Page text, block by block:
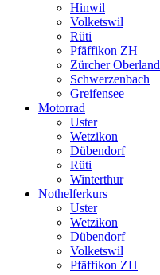
Hinwil
Volketswil
Rüti
Pfäffikon ZH
Zürcher Oberland
Schwerzenbach
Greifensee
Motorrad
Uster
Wetzikon
Dübendorf
Rüti
Winterthur
Nothelferkurs
Uster
Wetzikon
Dübendorf
Volketswil
Pfäffikon ZH